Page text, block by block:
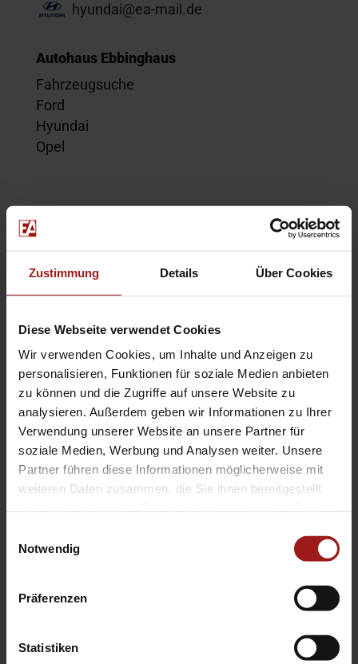
Zustimmung Details Über Cookies
Diese Webseite verwendet Cookies
Wir verwenden Cookies, um Inhalte und Anzeigen zu
personalisieren, Funktionen für soziale Medien anbieten
zu können und die Zugriffe auf unsere Website zu
analysieren. Außerdem geben wir Informationen zu Ihrer
Verwendung unserer Website an unsere Partner für
soziale Medien, Werbung und Analysen weiter. Unsere
Partner führen diese Informationen möglicherweise mit
weiteren Daten zusammen, die Sie ihnen bereitgestellt
Notwendig
Präferenzen
Statistiken
hyundai@ea-mail.de
Autohaus Ebbinghaus
Fahrzeugsuche
Ford
Hyundai
Opel
Kontakt
Probefahrt
Service-Termin
EA Standorte
Ebbinghaus am Flughafen – Dortmund Sölde
Ebbinghaus am Tierpark – Dortmund Kirchhörde
Ebbinghaus Autozentrum – Dortmund Dorstfeld
Ebbinghaus Ford Store – Bochum
Ebbinghaus in Hamm
Ebbinghaus in Kamen
Ebbinghaus in Unna